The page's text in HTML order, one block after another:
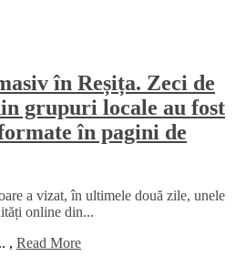
în Reșița. Zeci de
grupuri locale au fost
în pagini de
a vizat, în ultimele două zile, unele
online din...
, Read More